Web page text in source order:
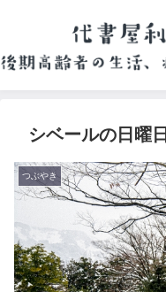
シベールの日曜日
つぶやき